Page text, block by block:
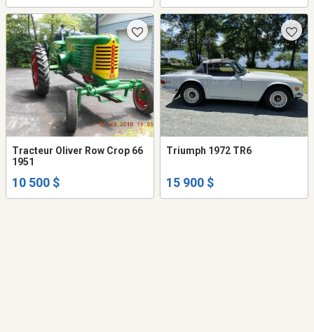
Tracteur Oliver Row Crop 66
1951
10 500 $
Triumph 1972 TR6
15 900 $